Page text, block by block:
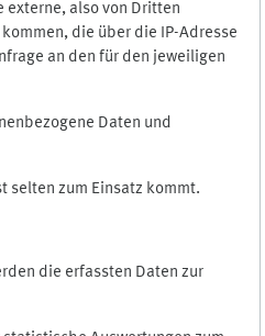
also von Dritten
die über die IP-Adresse
an den für den jeweiligen
Daten und
selten zum Einsatz kommt.
die erfassten Daten zur